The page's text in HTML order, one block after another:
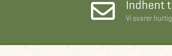
Indhent
Vi svarer